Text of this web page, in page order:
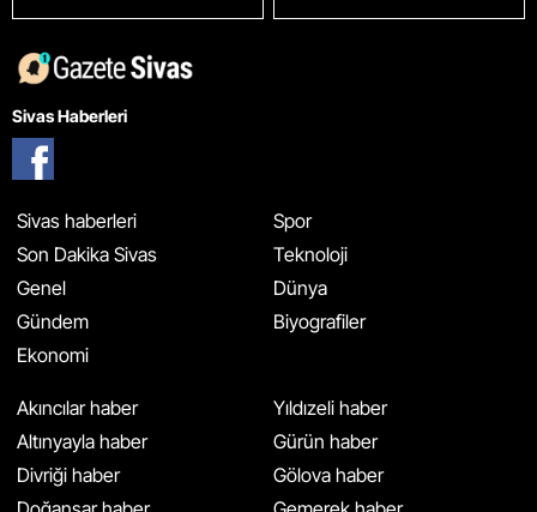
Sivas Haberleri
Sivas haberleri
Son Dakika Sivas
Genel
Gündem
Ekonomi
Spor
Teknoloji
Dünya
Biyografiler
Akıncılar haber
Altınyayla haber
Divriği haber
Yıldızeli haber
Gürün haber
Gölova haber